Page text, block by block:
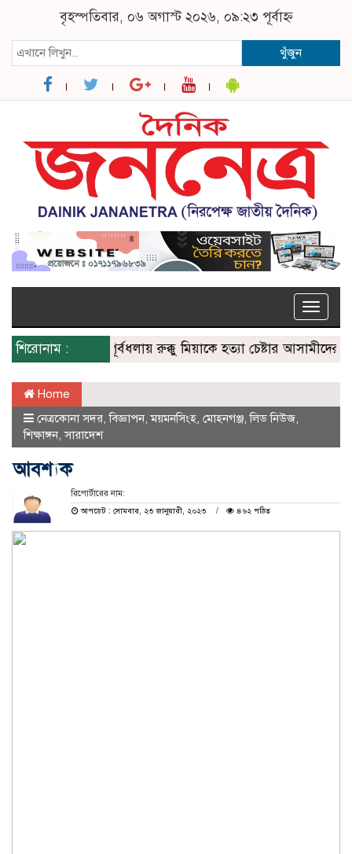
বৃহস্পতিবার, ০৬ অগাস্ট ২০২৬, ০৯:২৩ পূর্বাহ্ন
খুঁজুন
Toggle
শিরোনাম :
পূর্বধলায় রুক্কু মিয়াকে হত্যা চেষ্টার আসামীদের
Home
নেত্রকোনা সদর,বিজ্ঞাপন,ময়মনসিংহ, মোহনগঞ্জ,লিড নিউজ,
শিক্ষাঙ্গন,সারাদেশ
আবশ্যক
রিপোর্টারের নাম:
আপডেট : সোমবার, ২৩ জানুয়ারী, ২০২৩
৪৬২ পঠিত